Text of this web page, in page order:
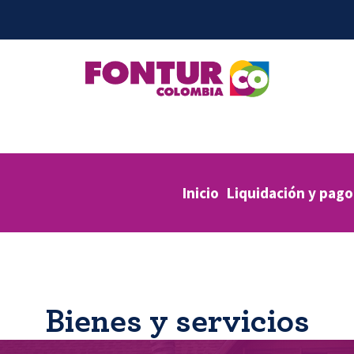
Inicio Liquidación y
Bienes y servicios